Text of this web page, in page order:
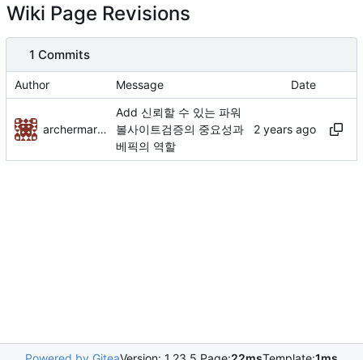
Wiki Page Revisions
1 Commits
Author Message Date
archermarlow05
Add 신뢰할 수 있는 파워
볼사이트검증의 중요성과
베픽의 역할